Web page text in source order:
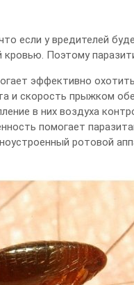
если у вредителей
Поэтому
эффективно
и скорость прыжком
в них воздуха
помогает
ротовой